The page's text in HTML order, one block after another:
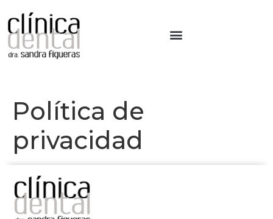
Política de
privacidad